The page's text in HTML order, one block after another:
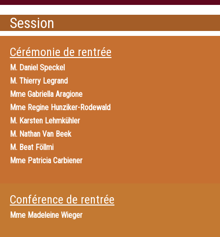
Session
Cérémonie de rentrée
M. Daniel Speckel
M. Thierry Legrand
Mme Gabriella Aragione
Mme Regine Hunziker-Rodewald
M. Karsten Lehmkühler
M. Nathan Van Beek
M. Beat Föllmi
Mme Patricia Carbiener
Conférence de rentrée
Mme Madeleine Wieger